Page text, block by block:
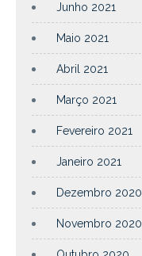
Junho 2021
Maio 2021
Abril 2021
Março 2021
Fevereiro 2021
Janeiro 2021
Dezembro 2020
Novembro 2020